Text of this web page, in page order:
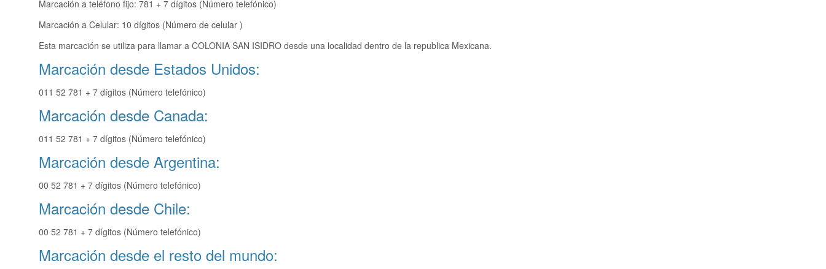
Marcación a teléfono fijo: 781 + 7 dígitos (Número telefónico)
Marcación a Celular: 10 dígitos (Número de celular )
Esta marcación se utiliza para llamar a COLONIA SAN ISIDRO desde una localidad dentro de la republica Mexicana.
Marcación desde Estados Unidos:
011 52 781 + 7 dígitos (Número telefónico)
Marcación desde Canada:
011 52 781 + 7 dígitos (Número telefónico)
Marcación desde Argentina:
00 52 781 + 7 dígitos (Número telefónico)
Marcación desde Chile:
00 52 781 + 7 dígitos (Número telefónico)
Marcación desde el resto del mundo: